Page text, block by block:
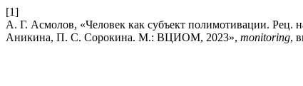
[1]
А. Г. Асмолов, «Человек как субъект полимотивации. Рец.
Аникина, П. С. Сорокина. М.: ВЦИОМ, 2023», monitoring,